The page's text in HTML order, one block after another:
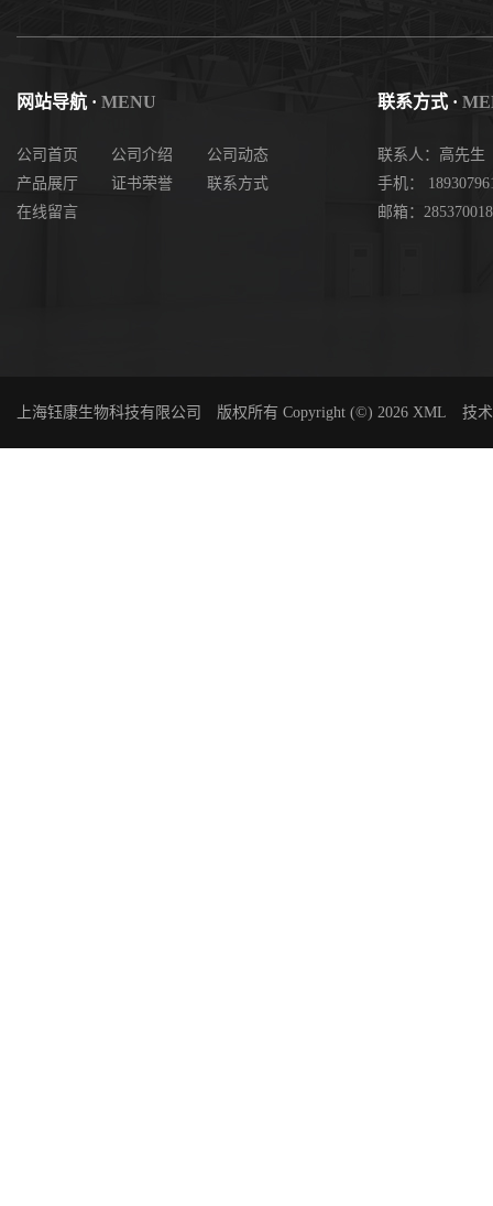
网站导航 · MENU
公司首页 公司介绍
公司动态
产品展厅
证书荣誉
联系方式
在线留言
联系方式 ·
联系人：高先生
手机：
邮箱：
上海钰康生物科技有限公司 版权所有 Copyright (©) 2026 XML 技